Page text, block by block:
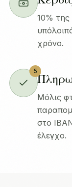
10% της
χρόνο.
5
Μόλις
στο
έλεγχο.